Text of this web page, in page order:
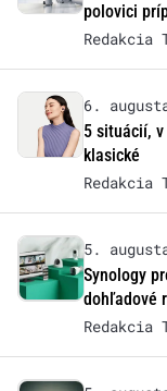
polovici
Redakcia
6.
5 situácií,
klasické
Redakcia
5.
Synology
dohľadové
Redakcia